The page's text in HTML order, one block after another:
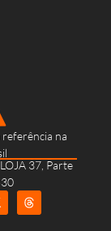
na
37, Parte